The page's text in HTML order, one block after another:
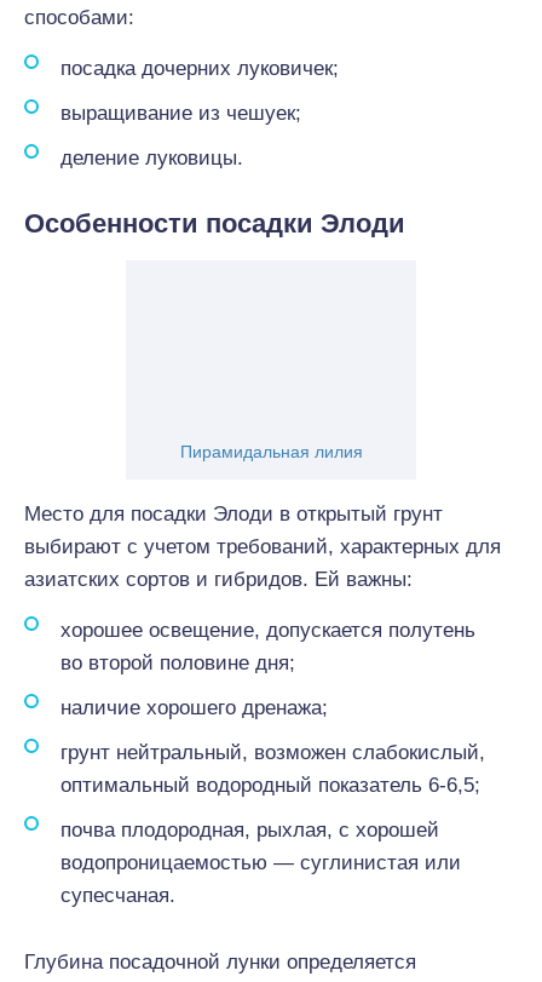
способами:
посадка дочерних луковичек;
выращивание из чешуек;
деление луковицы.
Особенности посадки Элоди
Пирамидальная лилия
Место для посадки Элоди в открытый грунт
выбирают с учетом требований, характерных для
азиатских сортов и гибридов. Ей важны:
хорошее освещение, допускается полутень
во второй половине дня;
наличие хорошего дренажа;
грунт нейтральный, возможен слабокислый,
оптимальный водородный показатель 6-6,5;
почва плодородная, рыхлая, с хорошей
водопроницаемостью — суглинистая или
супесчаная.
Глубина посадочной лунки определяется